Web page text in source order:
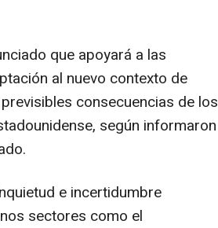
que apoyará a las
al nuevo contexto de
consecuencias de los
según informaron
e incertidumbre
sectores como el